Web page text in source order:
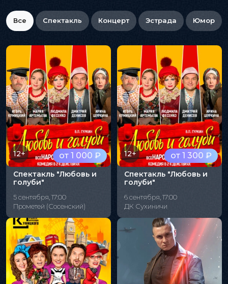
Все Спектакль Концерт Эстрада Юмор
от 1 000 ₽
12+
Спектакль "Любовь и
голуби"
5 сентября, 17:00
Прометей (Сосенский)
от 1 300 ₽
12+
Спектакль "Любовь и
голуби"
6 сентября, 17:00
ДК Сухиничи